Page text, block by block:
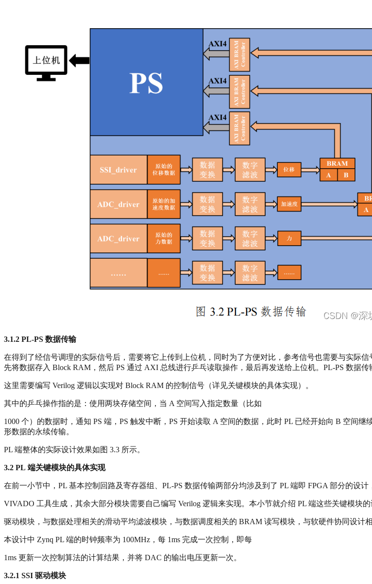
3.1.2 PL-PS 数据传输
在得到了经信号调理的实际信号后，需要将它上传到上位机，同时为了方便对比，参考信号也需要与实际
先将数据存入 Block RAM，然后 PS 通过 AXI 总线进行乒乓读取操作，最后再发送给上位机。PL-PS 数据传
这里需要编写 Verilog 逻辑以实现对 Block RAM 的控制信号（详见关键模块的具体实现）。
其中的乒乓操作指的是：使用两块存储空间，当 A 空间写入指定数量（比如
1000 个）的数据时，通知 PS 端，PS 触发中断，PS 开始读取 A 空间的数据，此时 PL 已经开始向 B 空间
形数据的永续传输。
PL 端整体的实际设计效果如图 3.3 所示。
3.2 PL 端关键模块的具体实现
在前一小节中，PL 基本控制回路及寄存器组、PL-PS 数据传输两部分均涉及到了 PL 端即 FPGA 部分的设
VIVADO 工具生成，其余大部分模块需要自己编写 Verilog 逻辑来实现。本小节就介绍 PL 端这些关键模块
驱动模块，与数据处理相关的滑动平均滤波模块，与数据调度相关的 BRAM 读写模块，与软硬件协同设计
本设计中 Zynq PL 端的时钟频率为 100MHz，每 1ms 完成一次控制，即每
1ms 更新一次控制算法的计算结果，并将 DAC 的输出电压更新一次。
3.2.1 SSI 驱动模块